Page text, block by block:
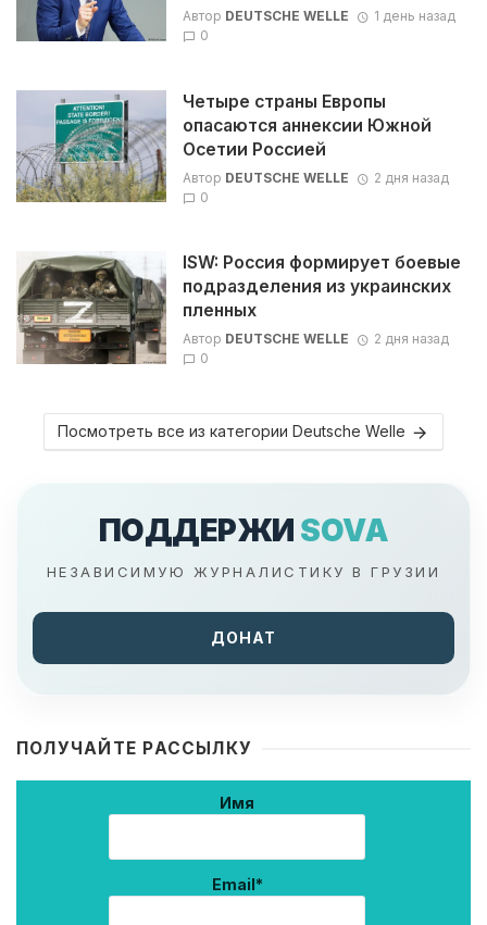
Автор DEUTSCHE WELLE
1 день назад
0
Четыре страны Европы
опасаются аннексии Южной
Осетии Россией
Автор DEUTSCHE WELLE
2 дня назад
0
ISW: Россия формирует боевые
подразделения из украинских
пленных
Автор DEUTSCHE WELLE
2 дня назад
0
Посмотреть все из категории Deutsche Welle
ПОДДЕРЖИ SOVA
НЕЗАВИСИМУЮ ЖУРНАЛИСТИКУ В ГРУЗИИ
ДОНАТ
ПОЛУЧАЙТЕ РАССЫЛКУ
Имя
Email*